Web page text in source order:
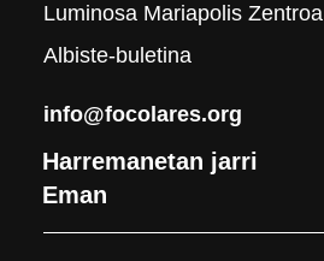
Luminosa Mariapolis Zentroa
Albiste-buletina
info@focolares.org
Harremanetan jarri
Eman